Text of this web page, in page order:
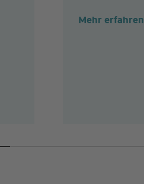
Mehr erfahren